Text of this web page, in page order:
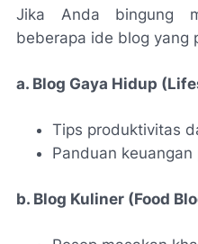
Jika Anda bingung
beberapa ide blog yang
a. Blog Gaya Hidup
Tips produktivitas
Panduan keuangan
b. Blog Kuliner (Food